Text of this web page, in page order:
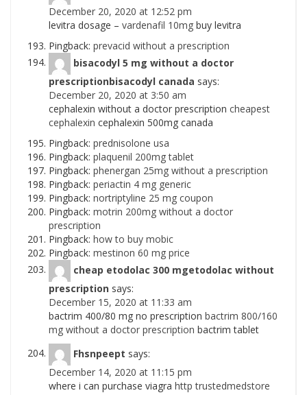
December 20, 2020 at 12:52 pm
levitra dosage – vardenafil 10mg buy levitra
Pingback: prevacid without a prescription
bisacodyl 5 mg without a doctor
prescriptionbisacodyl canada says:
December 20, 2020 at 3:50 am
cephalexin without a doctor prescription cheapest
cephalexin cephalexin 500mg canada
Pingback: prednisolone usa
Pingback: plaquenil 200mg tablet
Pingback: phenergan 25mg without a prescription
Pingback: periactin 4 mg generic
Pingback: nortriptyline 25 mg coupon
Pingback: motrin 200mg without a doctor
prescription
Pingback: how to buy mobic
Pingback: mestinon 60 mg price
cheap etodolac 300 mgetodolac without
prescription says:
December 15, 2020 at 11:33 am
bactrim 400/80 mg no prescription bactrim 800/160
mg without a doctor prescription bactrim tablet
Fhsnpeept says:
December 14, 2020 at 11:15 pm
where i can purchase viagra http trustedmedstore